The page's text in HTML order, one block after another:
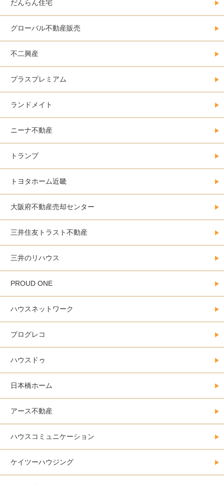
だんらん住宅
グローバル不動産販売
不二興産
プラスプレミアム
ランドメイト
ニーナ不動産
トランプ
トヨタホーム近畿
大阪府不動産売却センター
三井住友トラスト不動産
三井のリハウス
PROUD ONE
ハウスネットワーク
プログレコ
ハウスドゥ
日本橋ホーム
アース不動産
ハウスコミュニケーション
ケイツーハウジング